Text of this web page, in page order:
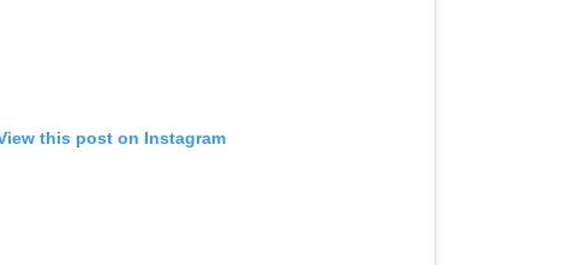
this post on Instagram